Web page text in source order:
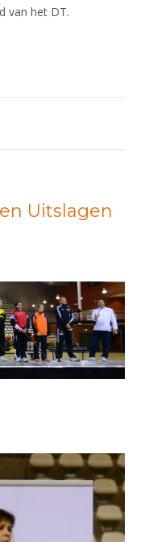
van het DT.
Uitslagen